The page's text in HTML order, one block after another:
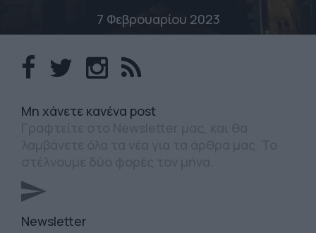
7 Φεβρουαρίου 2023
Mη χάνετε κανένα post
Newsletter